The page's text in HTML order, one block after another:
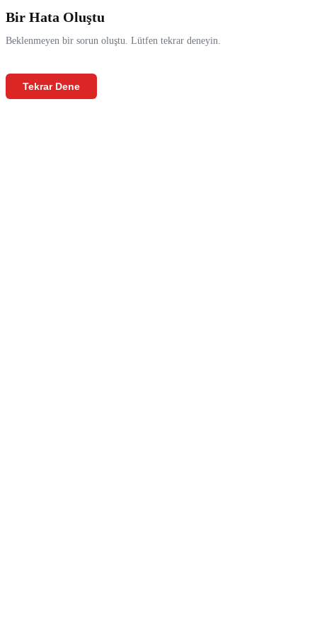
Bir Hata Oluştu
Beklenmeyen bir sorun oluştu. Lütfen tekrar deneyin.
Tekrar Dene